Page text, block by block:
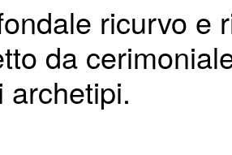
ricurvo e
da
archetipi.